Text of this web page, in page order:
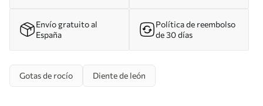
Envío gratuito al
España
Política de reembolso
de 30 días
Gotas de rocío Diente de león